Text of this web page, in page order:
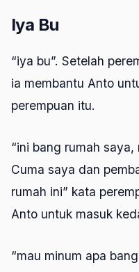
Iya Bu
“iya bu”. Setelah
ia membantu Anto
perempuan itu.
“ini bang rumah
Cuma saya dan
rumah ini” kata
Anto untuk masuk
“mau minum apa